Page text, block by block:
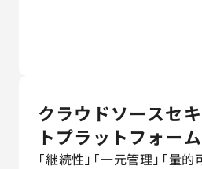
クラウドソースセ
トプラットフォー
「継続性」「一元管理」「量